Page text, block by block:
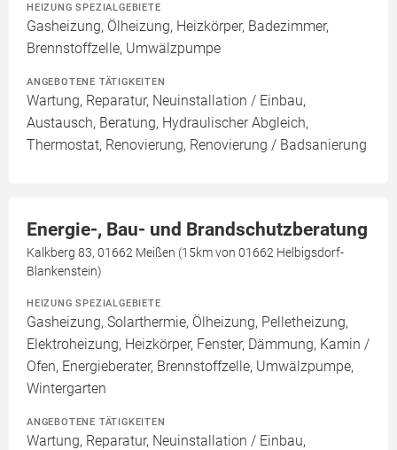
HEIZUNG SPEZIALGEBIETE
Gasheizung, Ölheizung, Heizkörper, Badezimmer,
Brennstoffzelle, Umwälzpumpe
ANGEBOTENE TÄTIGKEITEN
Wartung, Reparatur, Neuinstallation / Einbau,
Austausch, Beratung, Hydraulischer Abgleich,
Thermostat, Renovierung, Renovierung / Badsanierung
Energie-, Bau- und Brandschutzberatung
Kalkberg 83, 01662 Meißen (15km von 01662 Helbigsdorf-
Blankenstein)
HEIZUNG SPEZIALGEBIETE
Gasheizung, Solarthermie, Ölheizung, Pelletheizung,
Elektroheizung, Heizkörper, Fenster, Dämmung, Kamin /
Ofen, Energieberater, Brennstoffzelle, Umwälzpumpe,
Wintergarten
ANGEBOTENE TÄTIGKEITEN
Wartung, Reparatur, Neuinstallation / Einbau,